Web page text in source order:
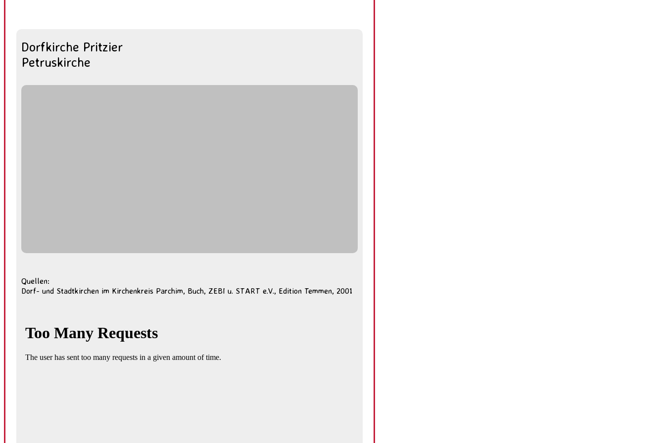
Dorfkirche Pritzier
Petruskirche
Quellen:
Dorf- und Stadtkirchen im Kirchenkreis Parchim, Buch, ZEBI u. START e.V., Edition Temmen, 2001